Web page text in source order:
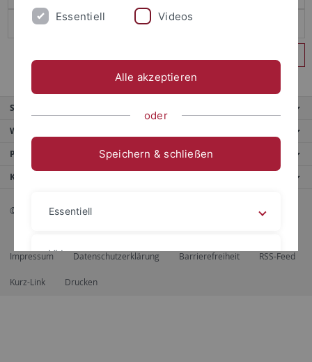
Service
Weitere Angebote
Portale
Kontaktinfo
© 2026 Eberhard Karls Universität Tübingen, Tübingen
Impressum Datenschutzerklärung Barrierefreiheit RSS-Feed
Kurz-Link Drucken
Essentiell Videos
Alle akzeptieren
oder
Speichern & schließen
Essentiell
Videos